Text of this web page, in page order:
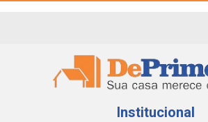
Institucional